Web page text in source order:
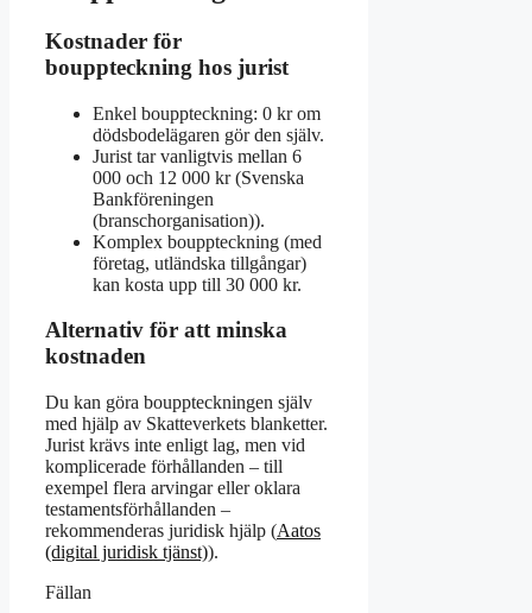
Kostnader för
bouppteckning hos jurist
Enkel bouppteckning: 0 kr om
dödsbodelägaren gör den själv.
Jurist tar vanligtvis mellan 6
000 och 12 000 kr (Svenska
Bankföreningen
(branschorganisation)).
Komplex bouppteckning (med
företag, utländska tillgångar)
kan kosta upp till 30 000 kr.
Alternativ för att minska
kostnaden
Du kan göra bouppteckningen själv
med hjälp av Skatteverkets blanketter.
Jurist krävs inte enligt lag, men vid
komplicerade förhållanden – till
exempel flera arvingar eller oklara
testamentsförhållanden –
rekommenderas juridisk hjälp (Aatos
(digital juridisk tjänst)).
Fällan